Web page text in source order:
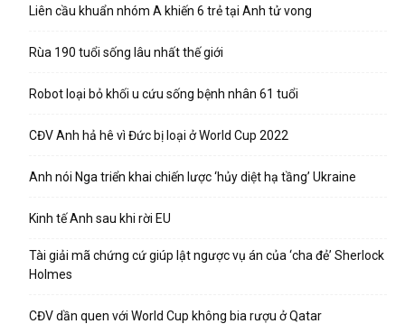
Liên cầu khuẩn nhóm A khiến 6 trẻ tại Anh tử vong
Rùa 190 tuổi sống lâu nhất thế giới
Robot loại bỏ khối u cứu sống bệnh nhân 61 tuổi
CĐV Anh hả hê vì Đức bị loại ở World Cup 2022
Anh nói Nga triển khai chiến lược ‘hủy diệt hạ tầng’ Ukraine
Kinh tế Anh sau khi rời EU
Tài giải mã chứng cứ giúp lật ngược vụ án của ‘cha đẻ’ Sherlock
Holmes
CĐV dần quen với World Cup không bia rượu ở Qatar